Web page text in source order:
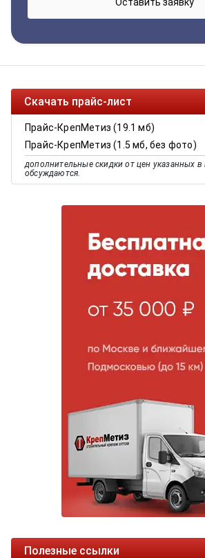
Скачать прайс-лист
Прайс-КрепМетиз (19.1 мб)
Прайс-КрепМетиз (1.5 мб, без фото)
дополнительные скидки от цен указанных в
обсуждаются.
Полезные ссылки